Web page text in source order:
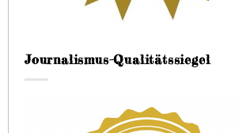
Journalismus-Qualitätssiegel